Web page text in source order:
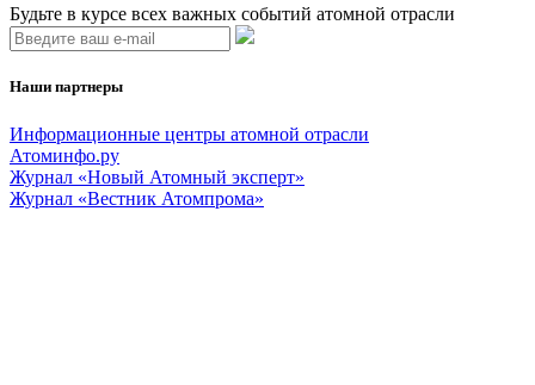
Будьте в курсе всех важных событий атомной отрасли
Наши партнеры
Информационные центры атомной отрасли
Атоминфо.ру
Журнал «Новый Атомный эксперт»
Журнал «Вестник Атомпрома»